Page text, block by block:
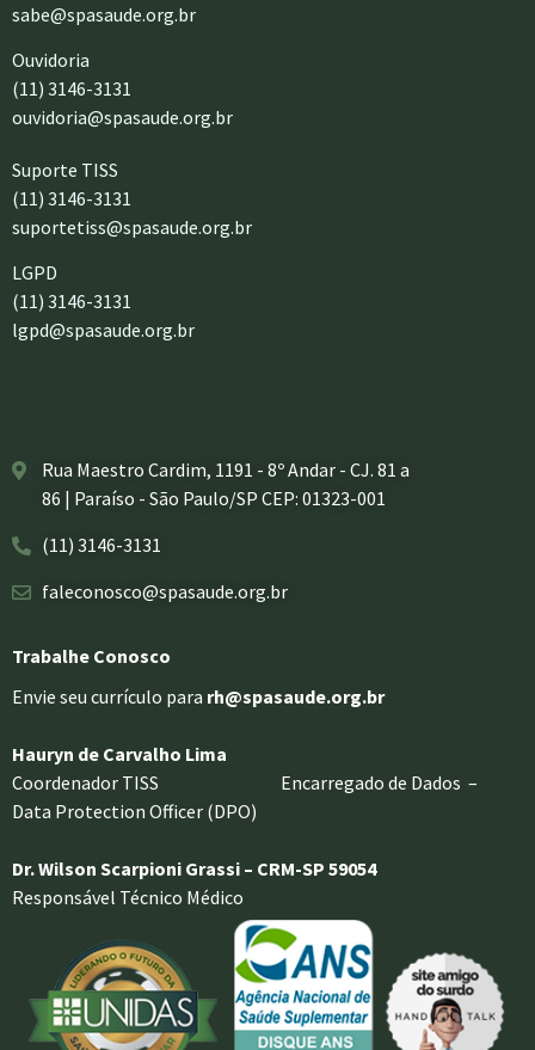
sabe@spasaude.org.br
Ouvidoria
(11) 3146-3131
ouvidoria@spasaude.org.br
Suporte TISS
(11) 3146-3131
suportetiss@spasaude.org.br
LGPD
(11) 3146-3131
lgpd@spasaude.org.br
Rua Maestro Cardim, 1191 - 8º Andar - CJ. 81 a
86 | Paraíso - São Paulo/SP CEP: 01323-001
(11) 3146-3131
faleconosco@spasaude.org.br
Trabalhe Conosco
Envie seu currículo para rh@spasaude.org.br
Hauryn de Carvalho Lima
Coordenador TISS Encarregado de Dados –
Data Protection Officer (DPO)
Dr. Wilson Scarpioni Grassi – CRM-SP 59054
Responsável Técnico Médico